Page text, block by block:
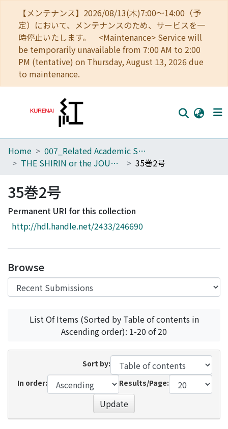
【メンテナンス】2026/08/13(木)7:00～14:00（予
定）において、メンテナンスのため、サービスを一
時停止いたします。 <Maintenance> Service will
be temporarily unavailable from 7:00 AM to 2:00
PM (tentative) on Thursday, August 13, 2026 due
to maintenance.
Home
Browse
Download Ranking
Access Statistics
Home
007_Related Academic Societies
THE SHIRIN or the JOURNAL OF HISTORY
35巻2号
35巻2号
Permanent URI for this collection
http://hdl.handle.net/2433/246690
Browse
List Of Items (Sorted by Table of contents in
Ascending order): 1-20 of 20
Sort by:
In order:
Results/Page:
Update